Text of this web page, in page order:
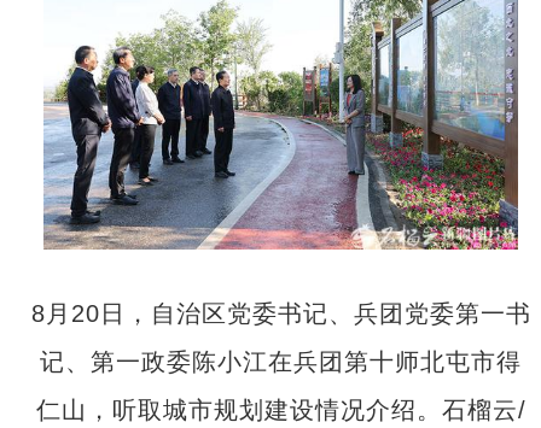
8月20日，自治区党委书记、兵团党委第一书
记、第一政委陈小江在兵团第十师北屯市得
仁山，听取城市规划建设情况介绍。石榴云/